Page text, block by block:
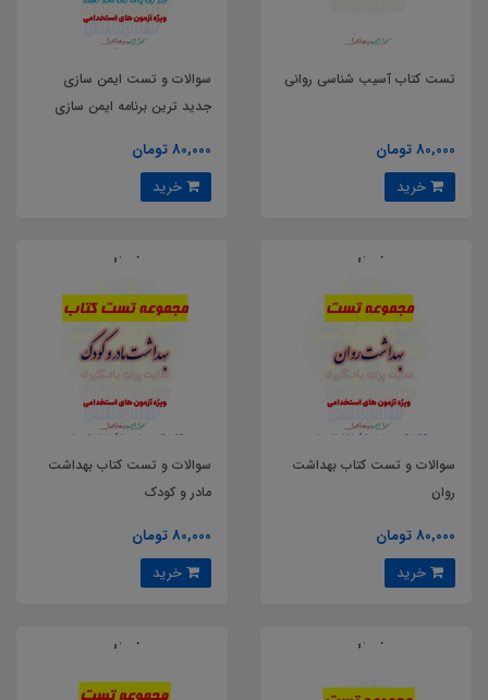
تست کتاب آسیب شناسی روانی
80,000 تومان
سوالات و تست ایمن سازی
جدید ترین برنامه ایمن سازی
80,000 تومان
سوالات و تست کتاب بهداشت
روان
80,000 تومان
سوالات و تست کتاب بهداشت
مادر و کودک
80,000 تومان